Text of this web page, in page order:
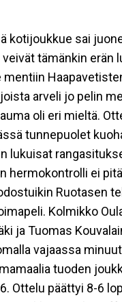
kotijoukkue sai
tämänkin erän
mentiin
arveli jo pelin
oli eri mieltä.
tunnepuolet
lukuisat
hermokontrolli ei
Ruotasen
Kolmikko
ja Tuomas
vajaassa
tuoden
Ottelu päättyi 8-6